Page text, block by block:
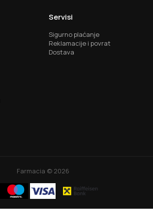
Servisi
Sigurno plaćanje
Reklamacije i povrat
Dostava
Farmacia © 2026